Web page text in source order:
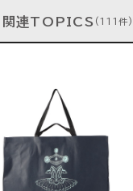
関連TOPICS (111件)